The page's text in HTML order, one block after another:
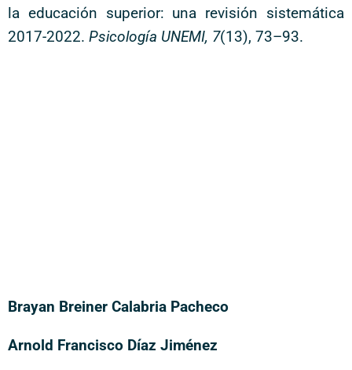
la educación superior: una revisión sistemática
2017-2022. Psicología UNEMI, 7(13), 73–93.
Brayan Breiner Calabria Pacheco
Arnold Francisco Díaz Jiménez